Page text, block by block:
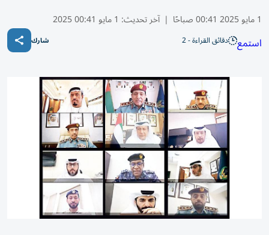
1 مايو 2025 00:41 صباحًا | آخر تحديث: 1 مايو 00:41 2025
استمع دقائق القراءة - 2 شارك